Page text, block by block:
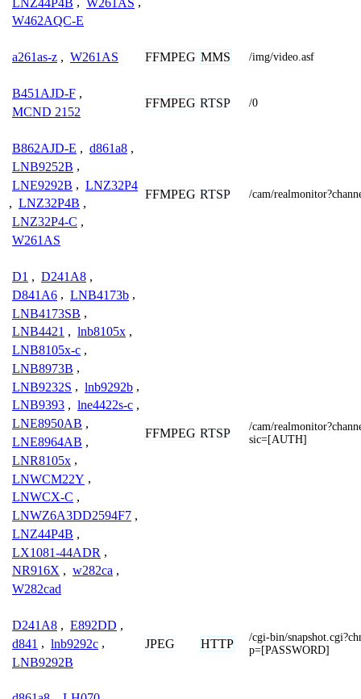
W462AQC-E
a261as-z , W261AS FFMPEG MMS /img/video.asf
B451AJD-F ,
MCND 2152
FFMPEG RTSP /0
B862AJD-E , d861a8 ,
LNB9252B ,
LNE9292B , LNZ32P4
, LNZ32P4B ,
LNZ32P4-C ,
W261AS
FFMPEG RTSP /cam/
D1 , D241A8 ,
D841A6 , LNB4173b ,
LNB4173SB ,
LNB4421 , lnb8105x ,
LNB8105x-c ,
LNB8973B ,
LNB9232S , lnb9292b ,
LNB9393 , lne4422s-c ,
LNE8950AB ,
LNE8964AB ,
LNR8105x ,
LNWCM22Y ,
LNWCX-C ,
LNWZ6A3DD2594F7 ,
LNZ44P4B ,
LX1081-44ADR ,
NR916X , w282ca ,
W282cad
FFMPEG RTSP
/cam/
sic=[AUTH]
D241A8 , E892DD ,
d841 , lnb9292c ,
LNB9292B
JPEG HTTP
/cgi-bin/
p=[PASSWORD]